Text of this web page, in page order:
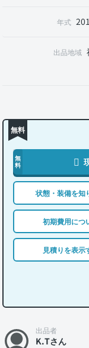
年式
出品地域
無料
無
料
状態・装備を知
初期費用につ
見積りを表示
出品者
K.Tさん